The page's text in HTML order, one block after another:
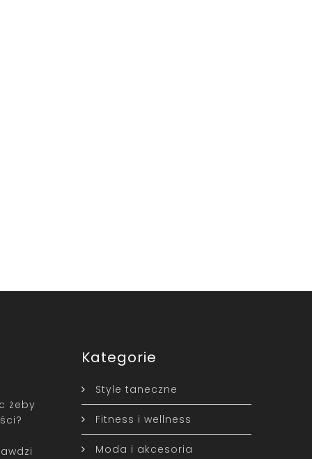
żeby
Kategorie
Style taneczne
Fitness i wellness
Moda i akcesoria